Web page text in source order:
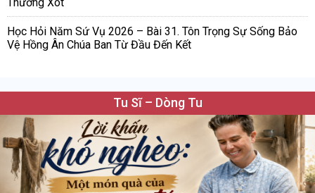
Học Hỏi Năm Sứ Vụ 2026 – Bài 31. Tôn Trọng Sự Sống Bảo
Vệ Hồng Ân Chúa Ban Từ Đầu Đến Kết
Tu Sĩ – Dòng Tu